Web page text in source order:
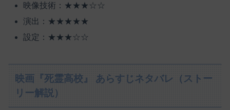
映像技術：★★★☆☆
演出：★★★★★
設定：★★★☆☆
映画『死霊高校』 あらすじネタバレ（ストー
リー解説）